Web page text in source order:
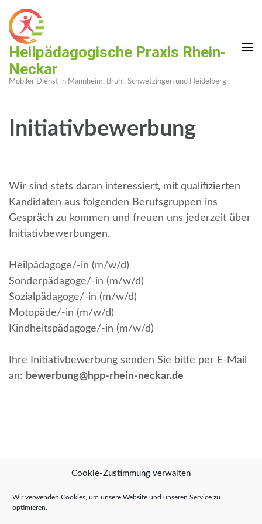
Cookie-Zustimmung verwalten
Wir verwenden Cookies, um unsere Website und unseren Service zu
optimieren.
Weiter
zum
Inhalt
(Enter
drücken)
Heilpädagogische Praxis Rhein-
Neckar
Mobiler Dienst in Mannheim, Brühl, Schwetzingen und Heidelberg
Initiativbewerbung
Wir sind stets daran interessiert, mit qualifizierten
Kandidaten aus folgenden Berufsgruppen ins
Gespräch zu kommen und freuen uns jederzeit über
Initiativbewerbungen.
Heilpädagoge/-in (m/w/d)
Sonderpädagoge/-in (m/w/d)
Sozialpädagoge/-in (m/w/d)
Motopäde/-in (m/w/d)
Kindheitspädagoge/-in (m/w/d)
Ihre Initiativbewerbung senden Sie bitte per E-Mail
an: bewerbung@hpp-rhein-neckar.de